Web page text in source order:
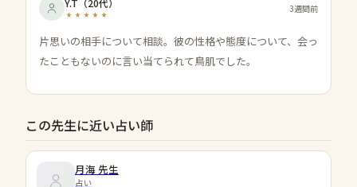
Y.T （20代） 3週間前
片思いの相手について相談。彼の性格や態度について、会っ
たこともないのに言い当てられて鳥肌でした。
この先生に近い占い師
月海 先生
占い